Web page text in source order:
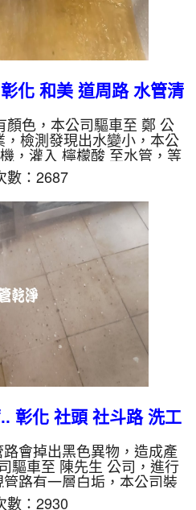
化 和美 道周路 水管清
洗色，本公司驅車至 鄭 公
檢測發現出水變小，本公
，灌入 檸檬酸 至水管，等
機 ，啟動 螺旋波 模式，一
一堆小豆子，突然顏色變
個多小時後，出水量乾淨出
水，如水管老化，會產生
的水就會是咖啡色，地下水
成黑色管垢，洗出來的水會
綠色的水，是因為裡面有銅
鏽產生銅綠...
數：2687
彰化 社頭 社斗路 洗工
管路
會掉出黑色異物，造成產
驅車至 陳先生 公司，進行
路有一層白垢，本公司裝
了 五桶檸檬酸 ，等了約15
數：2930